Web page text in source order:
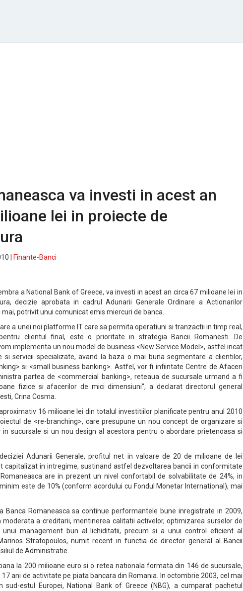
va investi in acest an
lei in proiecte de
|
Finante-Banci
a National Bank of Greece, va investi in acest an circa 67 milioane lei in
decizie aprobata in cadrul Adunarii Generale Ordinare a Actionarilor
potrivit unui comunicat emis miercuri de banca.
a unei noi platforme IT care sa permita operatiuni si tranzactii in timp real,
clientul final, este o prioritate in strategia Bancii Romanesti. De
implementa un nou model de business <New Service Model>, astfel incat
si servicii specializate, avand la baza o mai buna segmentare a clientilor,
si <small business banking>. Astfel, vor fi infiintate Centre de Afaceri
partea de <commercial banking>, reteaua de sucursale urmand a fi
fizice si afacerilor de mici dimensiuni", a declarat directorul general
Crina Cosma.
16 milioane lei din totalul investitiilor planificate pentru anul 2010
de <re-branching>, care presupune un nou concept de organizare si
sucursale si un nou design al acestora pentru o abordare prietenoasa si
Adunarii Generale, profitul net in valoare de 20 de milioane de lei
capitalizat in intregime, sustinand astfel dezvoltarea bancii in conformitate
are in prezent un nivel confortabil de solvabilitate de 24%, in
este de 10% (conform acordului cu Fondul Monetar International), mai
Banca Romaneasca sa continue performantele bune inregistrate in 2009,
a creditarii, mentinerea calitatii activelor, optimizarea surselor de
management bun al lichiditatii, precum si a unui control eficient al
Stratopoulos, numit recent in functia de director general al Bancii
de Administratie.
la 200 milioane euro si o retea nationala formata din 146 de sucursale,
ani de activitate pe piata bancara din Romania. In octombrie 2003, cel mai
sud-estul Europei, National Bank of Greece (NBG), a cumparat pachetul